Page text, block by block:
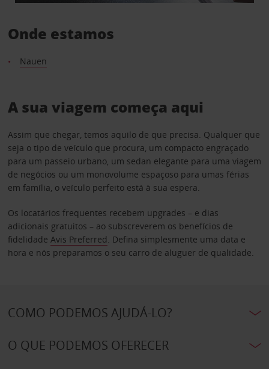
Onde estamos
Nauen
A sua viagem começa aqui
Assim que chegar, temos aquilo de que precisa. Qualquer que
seja o tipo de veículo que procura, um compacto engraçado
para um passeio urbano, um sedan elegante para uma viagem
de negócios ou um monovolume espaçoso para umas férias
em família, o veículo perfeito está à sua espera.
Os locatários frequentes recebem upgrades – e dias
adicionais gratuitos – ao subscreverem os benefícios de
fidelidade Avis Preferred. Defina simplesmente uma data e
hora e nós preparamos o seu carro de aluguer de qualidade.
COMO PODEMOS AJUDÁ-LO?
O QUE PODEMOS OFERECER